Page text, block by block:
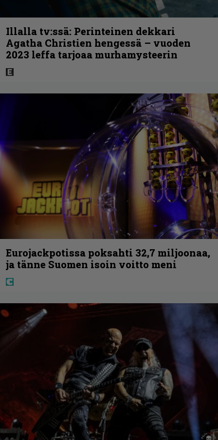
Illalla tv:ssä: Perinteinen dekkari
Agatha Christien hengessä – vuoden
2023 leffa tarjoaa murhamysteerin
Eurojackpotissa poksahti 32,7 miljoonaa,
ja tänne Suomen isoin voitto meni